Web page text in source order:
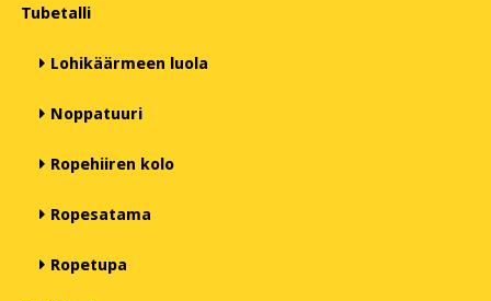
Tubetalli
Lohikäärmeen luola
Noppatuuri
Ropehiiren kolo
Ropesatama
Ropetupa